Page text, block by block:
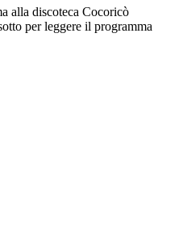
alla discoteca Cocoricò
per leggere il programma